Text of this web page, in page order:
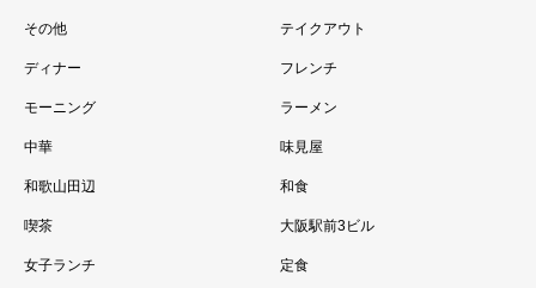
その他 テイクアウト
ディナー フレンチ
モーニング ラーメン
中華 味見屋
和歌山田辺 和食
喫茶 大阪駅前3ビル
女子ランチ 定食